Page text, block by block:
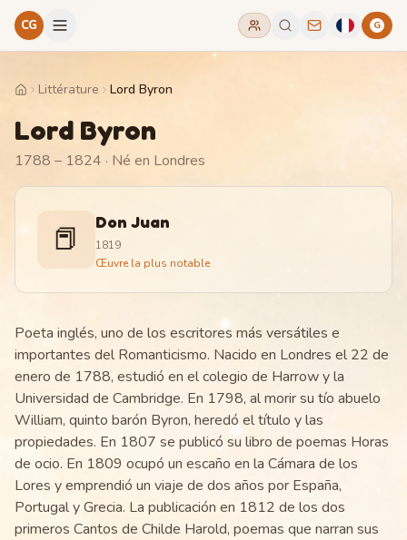
CG G
HomeLittérature Lord Byron
Lord Byron
1788 – 1824 · Né en Londres
📕 Don Juan
1819
Œuvre la plus notable
Poeta inglés, uno de los escritores más versátiles e
importantes del Romanticismo. Nacido en Londres el 22 de
enero de 1788, estudió en el colegio de Harrow y la
Universidad de Cambridge. En 1798, al morir su tío abuelo
William, quinto barón Byron, heredó el título y las
propiedades. En 1807 se publicó su libro de poemas Horas
de ocio. En 1809 ocupó un escaño en la Cámara de los
Lores y emprendió un viaje de dos años por España,
Portugal y Grecia. La publicación en 1812 de los dos
primeros Cantos de Childe Harold, poemas que narran sus